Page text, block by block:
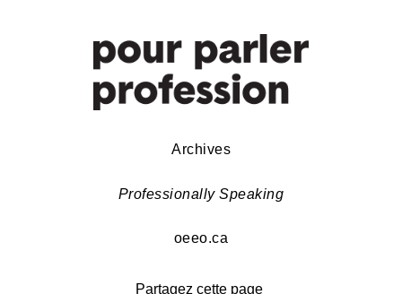
Archives
Professionally Speaking
oeeo.ca
Partagez cette page